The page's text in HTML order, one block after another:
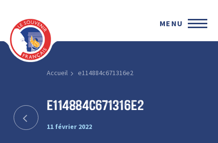
MENU
Accueil e114884c671316e2
e114884c671316e2
11 février 2022